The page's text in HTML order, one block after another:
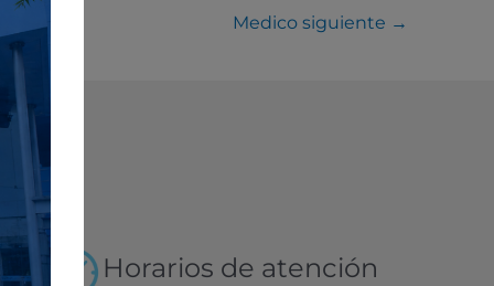
Medico siguiente →
Horarios de atención